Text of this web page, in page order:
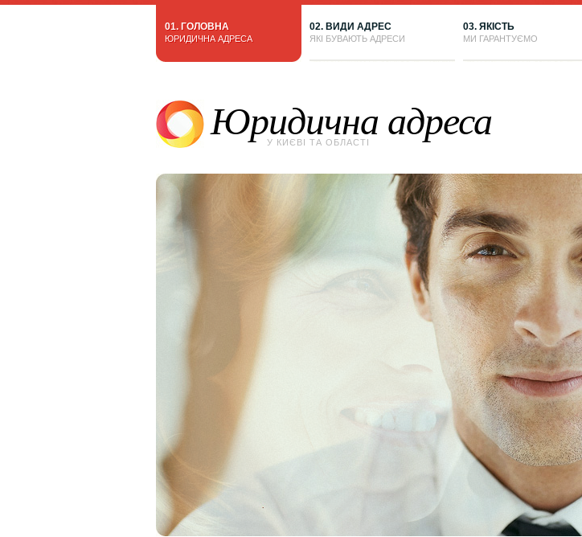
01. ГОЛОВНА
ЮРИДИЧНА АДРЕСА
02. ВИДИ АДРЕС
ЯКІ БУВАЮТЬ АДРЕСИ
03. ЯКІСТЬ
МИ ГАРАНТУЄМО
Юридична адреса
У КИЄВІ ТА ОБЛАСТІ